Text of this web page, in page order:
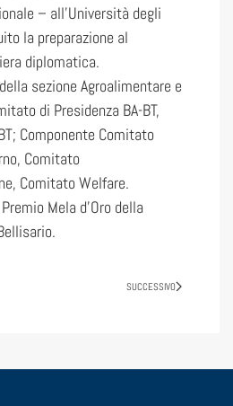
– all’Università degli
la preparazione al
diplomatica.
sezione Agroalimentare e
di Presidenza BA-BT,
Componente Comitato
Comitato
Comitato Welfare.
Mela d’Oro della
SUCCESSIVO